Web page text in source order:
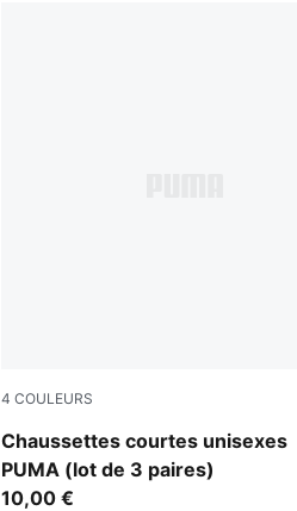
4 COULEURS
Chaussettes courtes unisexes
PUMA (lot de 3 paires)
white
10,00 €